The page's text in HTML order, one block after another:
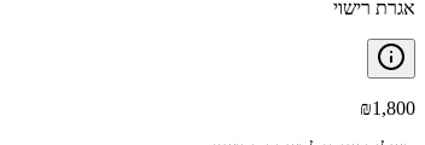
אגרת רישוי
₪1,800